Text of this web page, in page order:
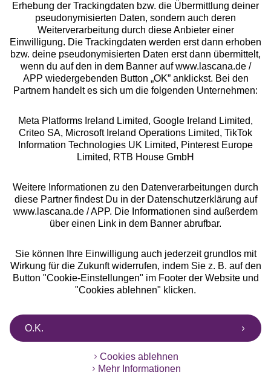
Über uns
Rechtliches
Alle Preise inkl. MwSt., zzgl.
Versandkosten
** Bonität vorausgesetzt, berechtigt zur Bonitätsprüfung
Erhebung der Trackingdaten bzw. die Übermittlung deiner
pseudonymisierten Daten, sondern auch deren
Weiterverarbeitung durch diese Anbieter einer
Einwilligung. Die Trackingdaten werden erst dann erhoben
bzw. deine pseudonymisierten Daten erst dann übermittelt,
wenn du auf den in dem Banner auf www.lascana.de /
APP wiedergebenden Button „OK” anklickst. Bei den
Partnern handelt es sich um die folgenden Unternehmen:
Meta Platforms Ireland Limited, Google Ireland Limited,
Criteo SA, Microsoft Ireland Operations Limited, TikTok
Information Technologies UK Limited, Pinterest Europe
Limited, RTB House GmbH
Weitere Informationen zu den Datenverarbeitungen durch
diese Partner findest Du in der Datenschutzerklärung auf
www.lascana.de / APP. Die Informationen sind außerdem
über einen Link in dem Banner abrufbar.
Sie können Ihre Einwilligung auch jederzeit grundlos mit
Wirkung für die Zukunft widerrufen, indem Sie z. B. auf den
Button "Cookie-Einstellungen" im Footer der Website und
"Cookies ablehnen" klicken.
O.K.
Cookies ablehnen
Mehr Informationen